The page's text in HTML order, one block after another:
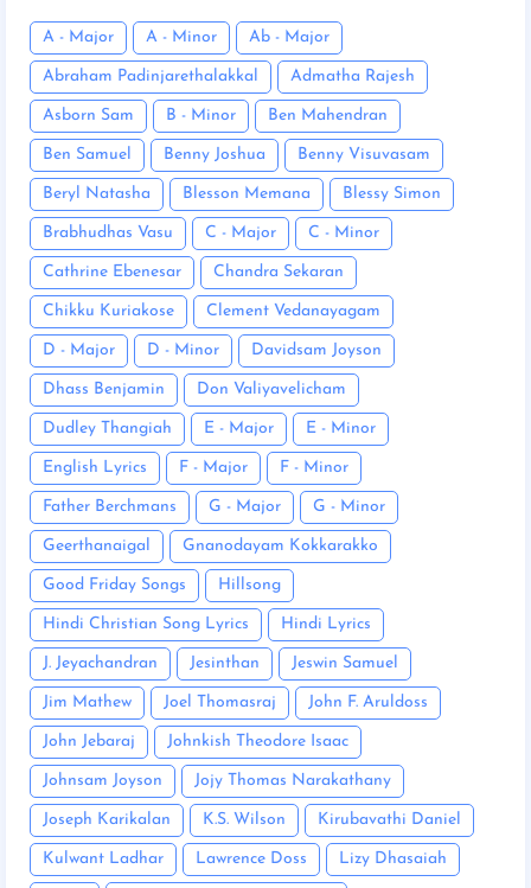
A - Major A - Minor Ab - Major
Abraham Padinjarethalakkal Admatha Rajesh
Asborn Sam B - Minor Ben Mahendran
Ben Samuel Benny Joshua Benny Visuvasam
Beryl Natasha Blesson Memana Blessy Simon
Brabhudhas Vasu C - Major C - Minor
Cathrine Ebenesar Chandra Sekaran
Chikku Kuriakose Clement Vedanayagam
D - Major D - Minor Davidsam Joyson
Dhass Benjamin Don Valiyavelicham
Dudley Thangiah E - Major E - Minor
English Lyrics F - Major F - Minor
Father Berchmans G - Major G - Minor
Geerthanaigal Gnanodayam Kokkarakko
Good Friday Songs Hillsong
Hindi Christian Song Lyrics Hindi Lyrics
J. Jeyachandran Jesinthan Jeswin Samuel
Jim Mathew Joel Thomasraj John F. Aruldoss
John Jebaraj Johnkish Theodore Isaac
Johnsam Joyson Jojy Thomas Narakathany
Joseph Karikalan K.S. Wilson Kirubavathi Daniel
Kulwant Ladhar Lawrence Doss Lizy Dhasaiah